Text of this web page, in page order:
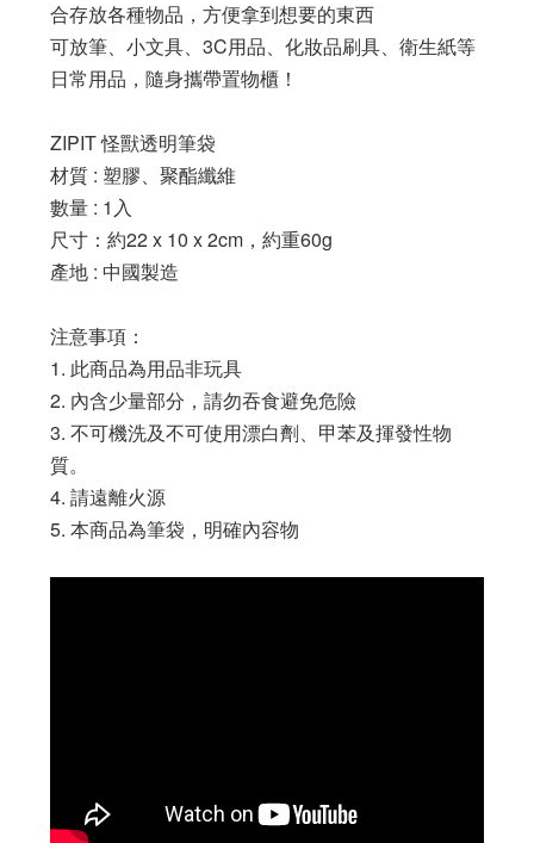
合存放各種物品，方便拿到想要的東西
可放筆、小文具、3C用品、化妝品刷具、 衛生紙等
日常用品，隨身攜帶置物櫃！
ZIPIT 怪獸透明筆袋
材質 : 塑膠、聚酯纖維
數量 : 1入
尺寸：約22 x 10 x 2cm，約重60g
產地 : 中國製造
注意事項：
1. 此商品為用品非玩具
2. 內含少量部分，請勿吞食避免危險
3. 不可機洗及不可使用漂白劑、甲苯及揮發性物
質。
4. 請遠離火源
5. 本商品為筆袋，明確內容物